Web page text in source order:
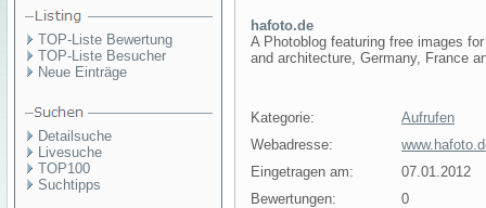
TOP-Liste Bewertung
TOP-Liste Besucher
Neue Einträge
Detailsuche
Livesuche
TOP100
Suchtipps
hafoto.de
A Photoblog featuring free images
and architecture, Germany, France
Kategorie:
Aufrufen
Webadresse:
Eingetragen am:
07.01.2012
Bewertungen:
0